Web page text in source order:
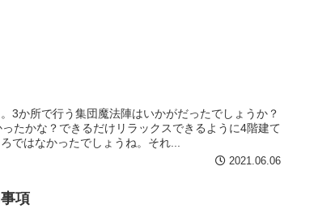
3か所で行う集団魔法陣はいかがだったでしょうか？
たかな？できるだけリラックスできるように4階建て
ではなかったでしょうね。それ...
2021.06.06
項